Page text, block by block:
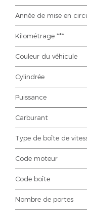
Année de mise en
Kilométrage ***
Couleur du véhicule
Cylindrée
Puissance
Carburant
Type de boîte de
Code moteur
Code boîte
Nombre de portes